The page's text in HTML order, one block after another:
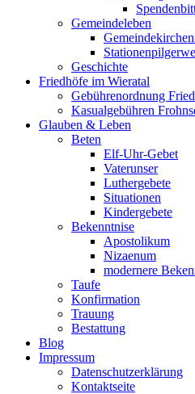
Gemeindeleben
Geschichte
Friedhöfe im Wieratal
Gebührenordnung
Kasualgebühren
Glauben & Leben
Beten
Elf-Uhr-Gebet
Vaterunser
Luthergebete
Situationen
Kindergebete
Bekenntnise
Apostolikum
Nizaenum
modernere
Taufe
Konfirmation
Trauung
Bestattung
Blog
Impressum
Datenschutzerklärung
Kontaktseite